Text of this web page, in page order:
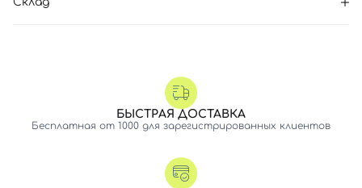
БЫСТРАЯ ДОСТАВКА
Бесплатная от 1000 для зарегистрированных клиентов